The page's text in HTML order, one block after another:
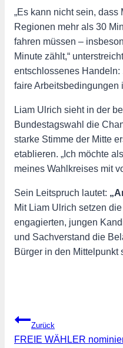
„Es kann nicht sein,
Regionen mehr als 30
fahren müssen –
Minute zählt,“
entschlossenes Handeln:
faire Arbeitsbedingungen
Liam Ulrich sieht in der
Bundestagswahl die
starke Stimme der Mitte
etablieren. „Ich möchte
meines Wahlkreises mit
Sein Leitspruch lautet:
Mit Liam Ulrich setzen
engagierten, jungen
und Sachverstand die
Bürger in den Mittelpunkt
Beitragsnavigation
Zurück
FREIE WÄHLER